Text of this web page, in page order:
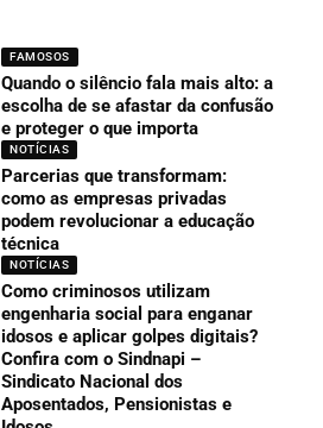
FAMOSOS
Quando o silêncio fala mais alto: a
escolha de se afastar da confusão
e proteger o que importa
NOTÍCIAS
Parcerias que transformam:
como as empresas privadas
podem revolucionar a educação
técnica
NOTÍCIAS
Como criminosos utilizam
engenharia social para enganar
idosos e aplicar golpes digitais?
Confira com o Sindnapi –
Sindicato Nacional dos
Aposentados, Pensionistas e